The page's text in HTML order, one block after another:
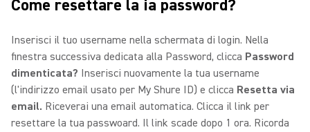
Come resettare la ia password?
Inserisci il tuo username nella schermata di login. Nella
finestra successiva dedicata alla Password, clicca Password
dimenticata? Inserisci nuovamente la tua username
(l'indirizzo email usato per My Shure ID) e clicca Resetta via
email. Riceverai una email automatica. Clicca il link per
resettare la tua passwoard. Il link scade dopo 1 ora. Ricorda